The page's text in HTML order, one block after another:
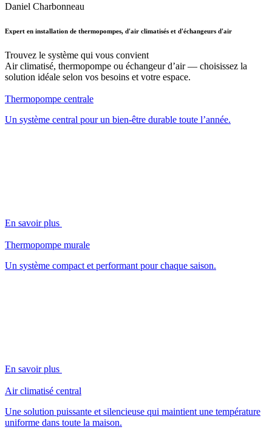
Daniel Charbonneau
Expert en installation de thermopompes, d'air climatisés et d'échangeurs d'air
Trouvez le système qui vous convient
Air climatisé, thermopompe ou échangeur d’air — choisissez la
solution idéale selon vos besoins et votre espace.
Thermopompe centrale
Un système central pour un bien-être durable toute l’année.
En savoir plus
Thermopompe murale
Un système compact et performant pour chaque saison.
En savoir plus
Air climatisé central
Une solution puissante et silencieuse qui maintient une température
uniforme dans toute la maison.